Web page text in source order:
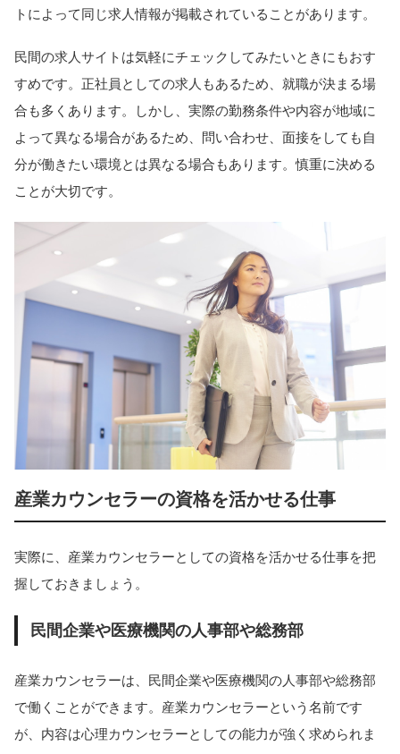
トによって同じ求人情報が掲載されていることがあります。
民間の求人サイトは気軽にチェックしてみたいときにもおす
すめです。正社員としての求人もあるため、就職が決まる場
合も多くあります。しかし、実際の勤務条件や内容が地域に
よって異なる場合があるため、問い合わせ、面接をしても自
分が働きたい環境とは異なる場合もあります。慎重に決める
ことが大切です。
産業カウンセラーの資格を活かせる仕事
実際に、産業カウンセラーとしての資格を活かせる仕事を把
握しておきましょう。
民間企業や医療機関の人事部や総務部
産業カウンセラーは、民間企業や医療機関の人事部や総務部
で働くことができます。産業カウンセラーという名前です
が、内容は心理カウンセラーとしての能力が強く求められま